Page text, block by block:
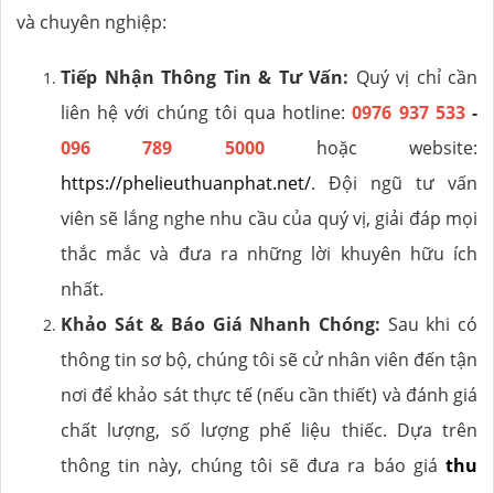
và chuyên nghiệp:
Tiếp Nhận Thông Tin & Tư Vấn: Quý vị chỉ cần
liên hệ với chúng tôi qua hotline:0976 937 533-
096 789 5000hoặc website:
https://phelieuthuanphat.net/. Đội ngũ tư vấn
viên sẽ lắng nghe nhu cầu của quý vị, giải đáp mọi
thắc mắc và đưa ra những lời khuyên hữu ích
nhất.
Khảo Sát & Báo Giá Nhanh Chóng: Sau khi có
thông tin sơ bộ, chúng tôi sẽ cử nhân viên đến tận
nơi để khảo sát thực tế (nếu cần thiết) và đánh giá
chất lượng, số lượng phế liệu thiếc. Dựa trên
thông tin này, chúng tôi sẽ đưa ra báo giá thu